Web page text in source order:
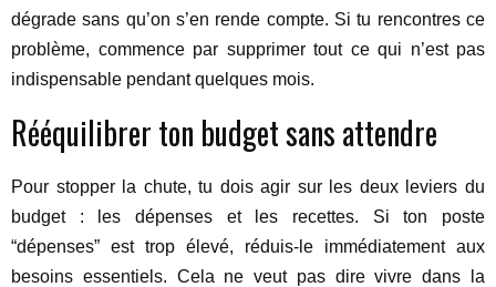
dégrade sans qu’on s’en rende compte. Si tu rencontres ce
problème, commence par supprimer tout ce qui n’est pas
indispensable pendant quelques mois.
Rééquilibrer ton budget sans attendre
Pour stopper la chute, tu dois agir sur les deux leviers du
budget : les dépenses et les recettes. Si ton poste
“dépenses” est trop élevé, réduis-le immédiatement aux
besoins essentiels. Cela ne veut pas dire vivre dans la